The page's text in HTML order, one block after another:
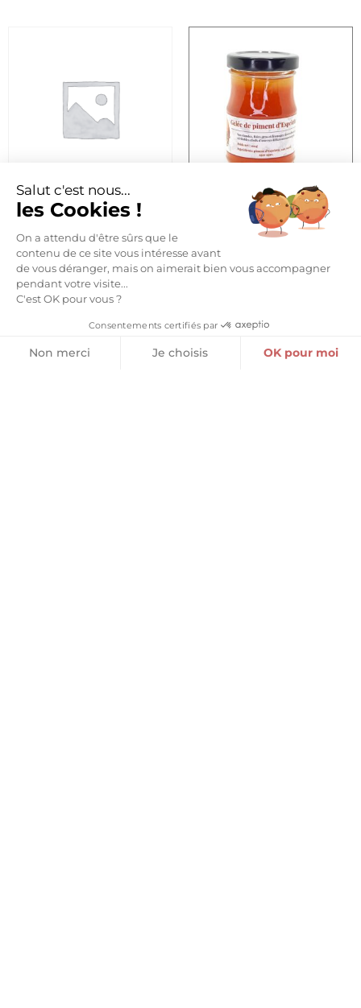
PIMENT D’ESPELETTE AOP
12,70€
Ajouter au panier
GELÉE DE PIMENT
D’ESPELETTE
Salut c'est nous...
les Cookies !
On a attendu d'être sûrs que le
contenu de ce site vous intéresse avant
de vous déranger, mais on aimerait bien vous accompagner
pendant votre visite...
C'est OK pour vous ?
Consentements certifiés par
Non merci Je choisis OK pour moi